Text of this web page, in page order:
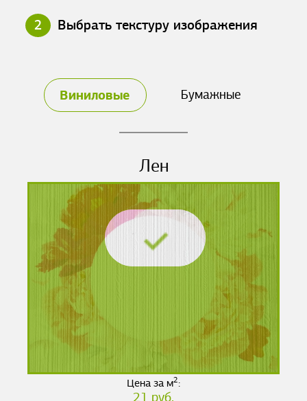
2 Выбрать текстуру изображения
Виниловые Бумажные
Лен
Цена за м2:
21 руб.